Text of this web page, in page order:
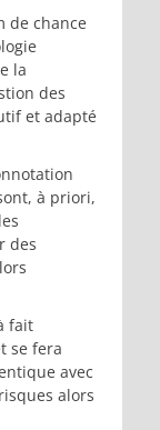
de chance
la
des
et adapté
à priori,
des
fait
se fera
avec
alors